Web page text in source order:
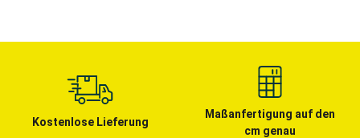
Kostenlose Lieferung
Maßanfertigung auf den
cm genau